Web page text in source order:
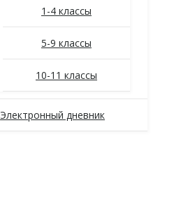
1-4 классы
5-9 классы
10-11 классы
Электронный дневник